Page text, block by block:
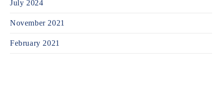
July 2024
November 2021
February 2021